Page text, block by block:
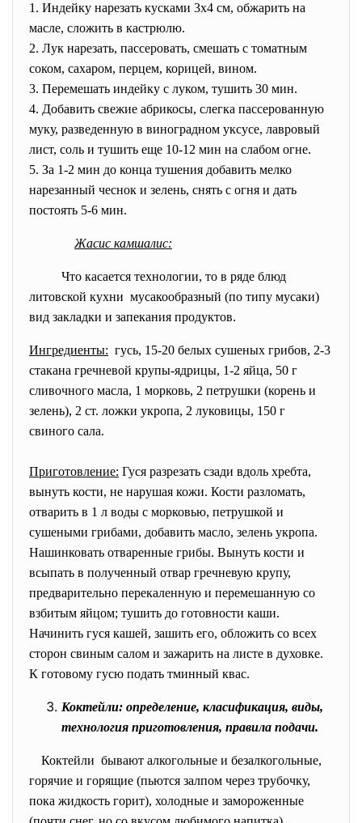
1. Индейку нарезать кусками 3х4 см, обжарить на
масле, сложить в кастрюлю.
2. Лук нарезать, пассеровать, смешать с томатным
соком, сахаром, перцем, корицей, вином.
3. Перемешать индейку с луком, тушить 30 мин.
4. Добавить свежие абрикосы, слегка пассерованную
муку, разведенную в виноградном уксусе, лавровый
лист, соль и тушить еще 10-12 мин на слабом огне.
5. За 1-2 мин до конца тушения добавить мелко
нарезанный чеснок и зелень, снять с огня и дать
постоять 5-6 мин.
Жасис камшалис:
Что касается технологии, то в ряде блюд
литовской кухни мусакообразный (по типу мусаки)
вид закладки и запекания продуктов.
Ингредиенты: гусь, 15-20 белых сушеных грибов, 2-3
стакана гречневой крупы-ядрицы, 1-2 яйца, 50 г
сливочного масла, 1 морковь, 2 петрушки (корень и
зелень), 2 ст. ложки укропа, 2 луковицы, 150 г
свиного сала.
Приготовление: Гуся разрезать сзади вдоль хребта,
вынуть кости, не нарушая кожи. Кости разломать,
отварить в 1 л воды с морковью, петрушкой и
сушеными грибами, добавить масло, зелень укропа.
Нашинковать отваренные грибы. Вынуть кости и
всыпать в полученный отвар гречневую крупу,
предварительно перекаленную и перемешанную со
взбитым яйцом; тушить до готовности каши.
Начинить гуся кашей, зашить его, обложить со всех
сторон свиным салом и зажарить на листе в духовке.
К готовому гусю подать тминный квас.
Коктейли: определение, класификация, виды,
технология приготовления, правила подачи.
Коктейли бывают алкогольные и безалкогольные,
горячие и горящие (пьются залпом через трубочку,
пока жидкость горит), холодные и замороженные